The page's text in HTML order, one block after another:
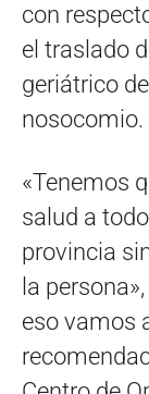
con
el traslado
geriátrico
nosocomio.
«Tenemos
salud a
provincia
la
eso vamos